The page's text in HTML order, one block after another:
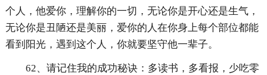
个人，他爱你，理解你的一切，无论你是开心还是生气，
无论你是丑陋还是美丽，爱你的人在你身上每个部位都能
看到阳光，遇到这个人，你就要坚守他一辈子。
62、请记住我的成功秘诀：多读书，多看报，少吃零